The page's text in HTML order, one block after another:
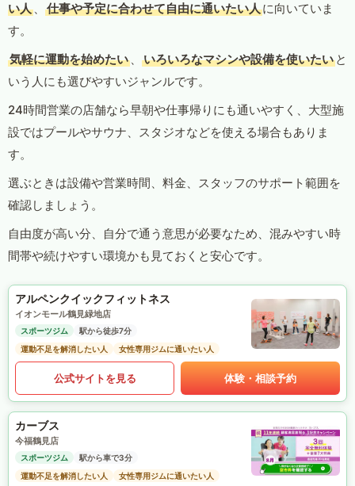
い人 、 仕事や予定に合わせて自由に通いたい人に向いていま
す。
気軽に運動を始めたい 、 いろいろなマシンや設備を使いたい と
いう人にも選びやすいジャンルです。
24時間営業の店舗なら早朝や仕事帰りにも通いやすく、大型施
設ではプールやサウナ、スタジオなどを使える場合もありま
す。
選ぶときは設備や営業時間、料金、スタッフのサポート範囲を
確認しましょう。
自由度が高い分、自分で通う意思が必要なため、混みやすい時
間帯や続けやすい環境かも見ておくと安心です。
アルペンクイックフィットネス
イオンモール鶴見緑地店
スポーツジム
駅から徒歩7分
運動不足を解消したい人
女性専用ジムに通いたい人
公式サイトを見る 体験・相談予約
カーブス
今福鶴見店
スポーツジム
駅から車で3分
運動不足を解消したい人
女性専用ジムに通いたい人